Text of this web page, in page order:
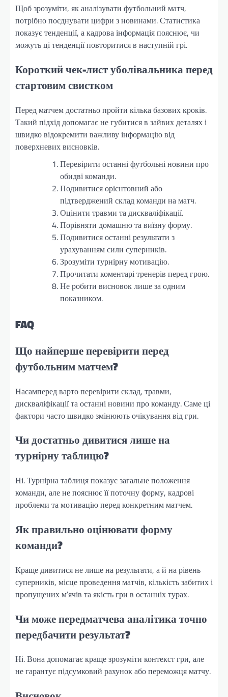
Щоб зрозуміти, як аналізувати футбольний матч,
потрібно поєднувати цифри з новинами. Статистика
показує тенденції, а кадрова інформація пояснює, чи
можуть ці тенденції повторитися в наступній грі.
Короткий чек-лист уболівальника перед
стартовим свистком
Перед матчем достатньо пройти кілька базових кроків.
Такий підхід допомагає не губитися в зайвих деталях і
швидко відокремити важливу інформацію від
поверхневих висновків.
Перевірити останні футбольні новини про
обидві команди.
Подивитися орієнтовний або
підтверджений склад команди на матч.
Оцінити травми та дискваліфікації.
Порівняти домашню та виїзну форму.
Подивитися останні результати з
урахуванням сили суперників.
Зрозуміти турнірну мотивацію.
Прочитати коментарі тренерів перед грою.
Не робити висновок лише за одним
показником.
FAQ
Що найперше перевірити перед
футбольним матчем?
Насамперед варто перевірити склад, травми,
дискваліфікації та останні новини про команду. Саме ці
фактори часто швидко змінюють очікування від гри.
Чи достатньо дивитися лише на
турнірну таблицю?
Ні. Турнірна таблиця показує загальне положення
команди, але не пояснює її поточну форму, кадрові
проблеми та мотивацію перед конкретним матчем.
Як правильно оцінювати форму
команди?
Краще дивитися не лише на результати, а й на рівень
суперників, місце проведення матчів, кількість забитих і
пропущених м’ячів та якість гри в останніх турах.
Чи може передматчева аналітика точно
передбачити результат?
Ні. Вона допомагає краще зрозуміти контекст гри, але
не гарантує підсумковий рахунок або переможця матчу.